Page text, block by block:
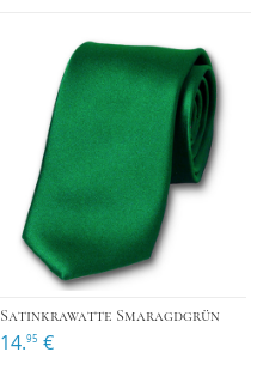
Satinkrawatte Smaragdgrün
14.95 €